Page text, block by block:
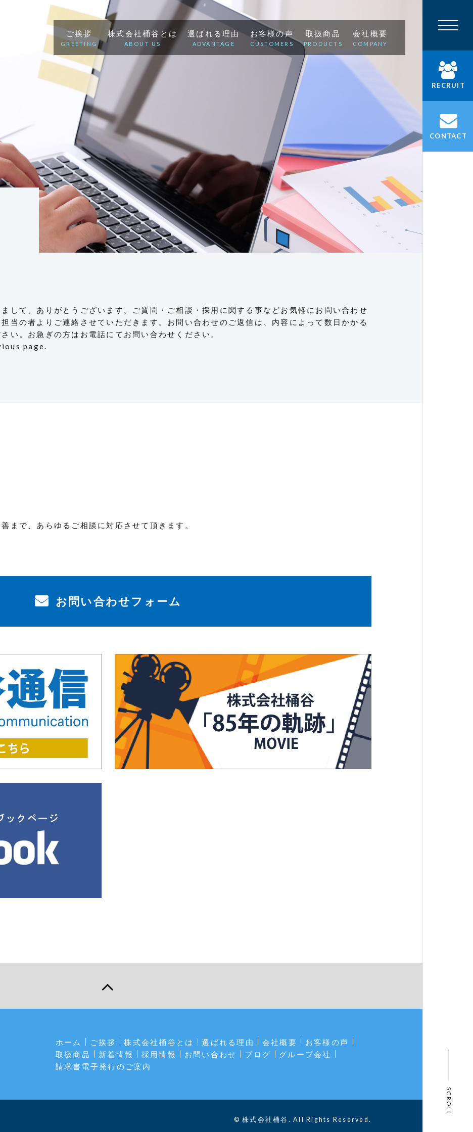
ご挨拶
GREETING
株式会社桶谷とは
ABOUT US
選ばれる理由
ADVANTAGE
お客様の声
CUSTOMERS
取扱商品
PRODUCTS
会社概要
COMPANY
RECRUIT
CONTACT
SCROLL
して、ありがとうございます。ご質問・ご相談・採用に関する事などお気軽にお問い合わせ
当の者よりご連絡させていただきます。お問い合わせのご返信は、内容によって数日かかる
い。お急ぎの方はお電話にてお問い合わせください。
page.
まで、あらゆるご相談に対応させて頂きます。
お問い合わせフォーム
ホーム ご挨拶 株式会社桶谷とは 選ばれる理由 会社概要
お客様の声
取扱商品
新着情報 採用情報 お問い合わせ ブログ
グループ会社
請求書電子発行のご案内
© 株式会社桶谷. All Rights Reserved.